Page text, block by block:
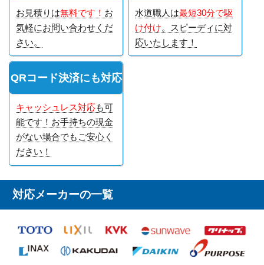
お見積りは無料です！ お
気軽にお問い合わせくだ
さい。
水道職人は最短30分で駆
け付け。スピーディに対
応いたします！
QRコード決済にも対応
キャッシュレス対応も可
能です！お手持ちの現金
がない場合でもご安心く
ださい！
対応メーカーの一覧